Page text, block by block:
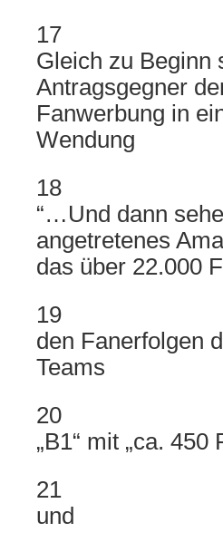
17
Gleich zu Beginn
Antragsgegner
Fanwerbung in
Wendung
18
“…Und dann
angetretenes
das über 22.000
19
den Fanerfolgen
Teams
20
„B1“ mit „ca. 450
21
und